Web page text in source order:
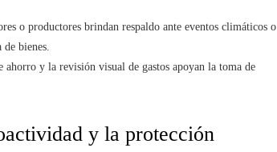
o productores brindan respaldo ante eventos climáticos o
de bienes.
ahorro y la revisión visual de gastos apoyan la toma de
y la protección